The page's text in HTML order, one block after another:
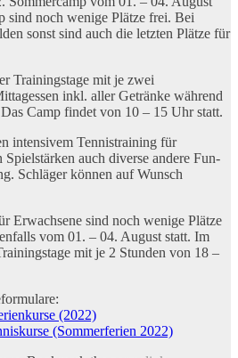
sind noch wenige Plätze frei. Bei
sonst sind auch die letzten Plätze für
Trainingstage mit je zwei
inkl. aller Getränke während
Camp findet von 10 – 15 Uhr statt.
intensivem Tennistraining für
auch diverse andere Fun-
Schläger können auf Wunsch
Erwachsene sind noch wenige Plätze
vom 01. – 04. August statt. Im
mit je 2 Stunden von 18 –
(2022)
(Sommerferien 2022)